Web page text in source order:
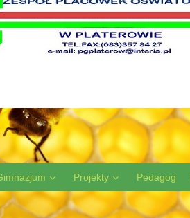
Projekty Pedagog